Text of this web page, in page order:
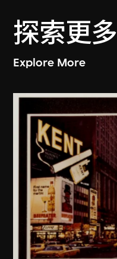
探索更多
Explore More